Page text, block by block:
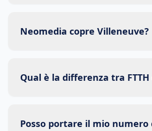
Neomedia copre Villeneuve?
Qual è la differenza tra FTTH
Posso portare il mio numero